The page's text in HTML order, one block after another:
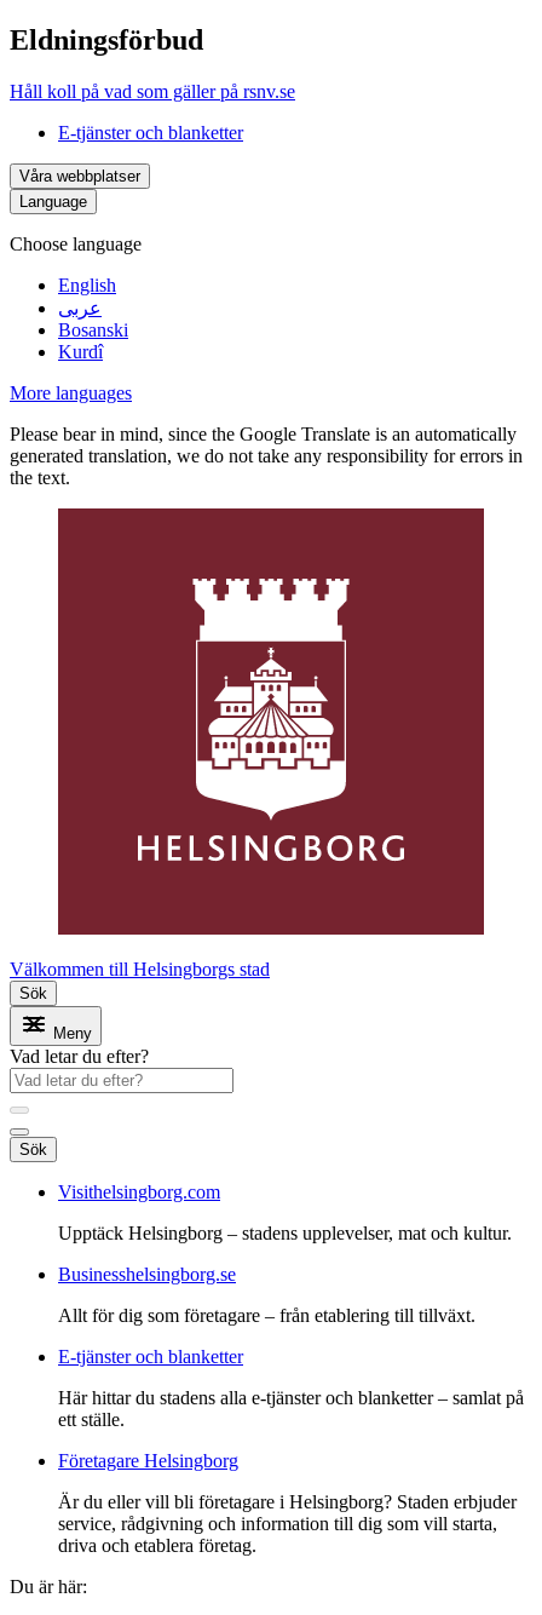
Eldningsförbud
Håll koll på vad som gäller på rsnv.se
E-tjänster och blanketter
Våra webbplatser
Language
Choose language
English
عربى
Bosanski
Kurdî
More languages
Please bear in mind, since the Google Translate is an automatically
generated translation, we do not take any responsibility for errors in
the text.
Välkommen till Helsingborgs stad
Sök
Meny
Vad letar du efter?
Sök
Visithelsingborg.com
Upptäck Helsingborg – stadens upplevelser, mat och kultur.
Businesshelsingborg.se
Allt för dig som företagare – från etablering till tillväxt.
E-tjänster och blanketter
Här hittar du stadens alla e-tjänster och blanketter – samlat på
ett ställe.
Företagare Helsingborg
Är du eller vill bli företagare i Helsingborg? Staden erbjuder
service, rådgivning och information till dig som vill starta,
driva och etablera företag.
Du är här: